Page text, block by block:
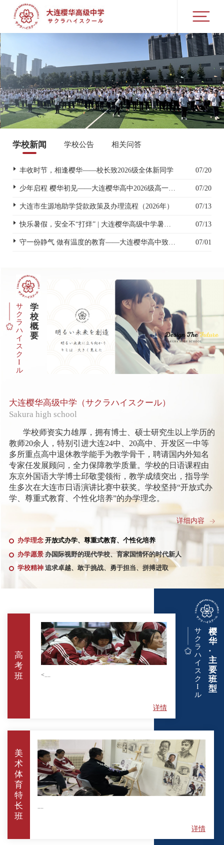
学校新闻 学校公告 相关问答
丰收时节，相逢樱华——校长致2026级全体新同学 07/20
少年启程 樱华初见——大连樱华高中2026级高一新生入学指南 07/20
大连市生源地助学贷款政策及办理流程（2026年） 07/13
快乐暑假，安全不“打烊” | 大连樱华高级中学暑假安全致家长一封信 07/13
守一份静气 做有温度的教育——大连樱华高中致全体教职工的一封信 07/01
サ
ク
ラ
ハ
イ
ス
ク
I
ル
学
校
概
要
大连樱华高级中学（サクラハイスクール）
Sakura high school
学校师资实力雄厚，拥有博士、硕士研究生以上学历的
教师20余人，特别引进大连24中、20高中、开发区一中等
多所重点高中退休教学能手为教学骨干，聘请国内外知名
专家任发展顾问，全力保障教学质量。学校的日语课程由
东京外国语大学博士邱敬雯领衔，教学成绩突出，指导学
生多次在大连市日语演讲比赛中获奖。学校坚持“开放式办
学、尊重式教育、个性化培养”的办学理念。
夏治刚是全国综合实践课程改革先进个人、辽宁省优秀
校长、辽宁省教材审定特聘专家、辽宁省校外教育联盟秘
书长、大连市劳动模范、辽宁省德育工作先进个人、大连
市优秀班主任、大连市优秀教师、大连市优秀教育工作
者，曾在多所普通高中、重点高中担任重要领导职务。任
学成绩等方面都发生了翻天覆地的变化，先后获评全国国
防教育先进校、辽宁省示范高中，辽宁省新课改典型经验
推广校等荣誉称号，主持多项国家级课题并顺利结题，撰
写论文多次在《辽宁教育》、《大连教育》等专业报刊发
表，高考成绩连续取得历史突破，在大连教育界形成了五
中现象。
详细内容
办学理念 开放式办学、尊重式教育、个性化培养
办学愿景 办国际视野的现代学校、育家国情怀的时代新人
学校精神 追求卓越、敢于挑战、勇于担当、拼搏进取
サ
ク
ラ
ハ
イ
ス
ク
I
ル
樱
华
·
主
要
班
型
高
考
班
<....
详情
美
术
体
育
特
长
班
....
详情